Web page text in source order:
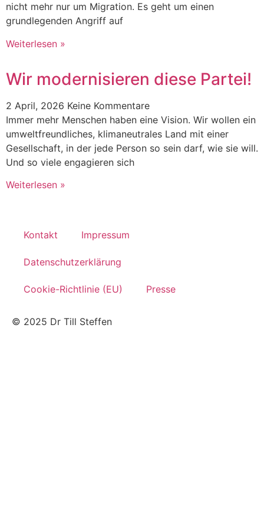
nicht mehr nur um Migration. Es geht um einen
grundlegenden Angriff auf
Weiterlesen »
Wir modernisieren diese Partei!
2 April, 2026 Keine Kommentare
Immer mehr Menschen haben eine Vision. Wir wollen ein
umweltfreundliches, klimaneutrales Land mit einer
Gesellschaft, in der jede Person so sein darf, wie sie will.
Und so viele engagieren sich
Weiterlesen »
Kontakt Impressum
Datenschutzerklärung
Cookie-Richtlinie (EU) Presse
© 2025 Dr Till Steffen